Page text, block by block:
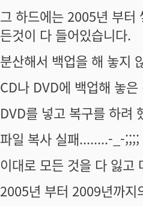
그 하드에는 2005년 부터
든것이 다 들어있습니다.
분산해서 백업을 해 놓지
CD나 DVD에 백업해 놓
DVD를 넣고 복구를 하려
파일 복사 실패........-_-;;;;
이대로 모든 것을 다 잃고
2005년 부터 2009년까지